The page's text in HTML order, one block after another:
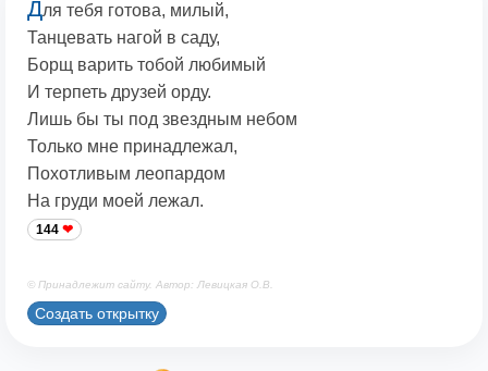
Для тебя готова, милый,
Танцевать нагой в саду,
Борщ варить тобой любимый
И терпеть друзей орду.
Лишь бы ты под звездным небом
Только мне принадлежал,
Похотливым леопардом
На груди моей лежал.
144
© Принадлежит сайту. Автор: Левицкая О.В.
Создать открытку